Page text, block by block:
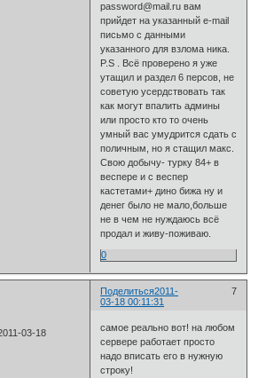
password@mail.ru вам
прийдет на указанный e-mail
письмо с данными
указанного для взлома ника.
P.S . Всё проверено я уже
утащил и раздел 6 персов, не
советую усердствовать так
как могут впалить админы
или просто кто то очень
умный вас умудрится сдать с
поличным, но я стащил макс.
Свою добычу- турку 84+ в
веспере и с веспер
кастетами+ дино бижа ну и
денег было не мало,больше
не в чем не нуждаюсь всё
продал и живу-поживаю.
0
Поделиться 7
2011-
03-18 00:11:31
03-18
самое реально вот! на любом
сервере работает просто
надо вписать его в нужную
строку!